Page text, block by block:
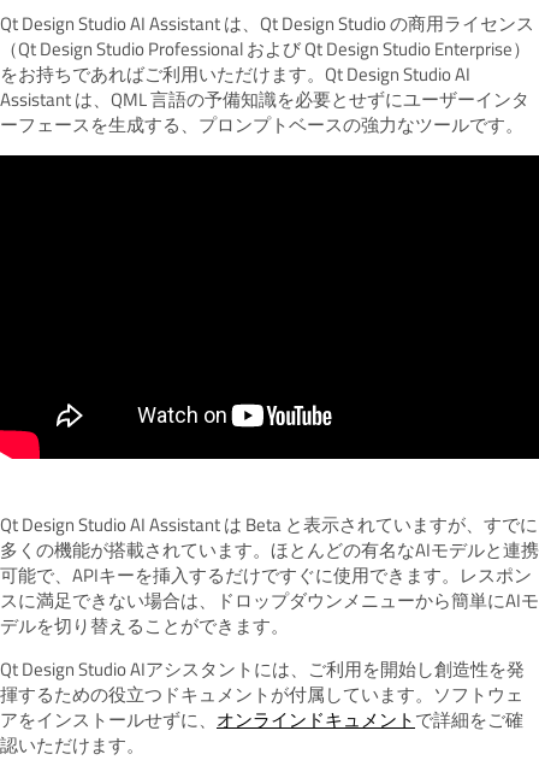
Qt Design Studio AI Assistant は、Qt Design Studio の商用ライセンス
（Qt Design Studio Professional および Qt Design Studio Enterprise）
をお持ちであればご利用いただけます。Qt Design Studio AI
Assistant は、QML 言語の予備知識を必要とせずにユーザーインタ
ーフェースを生成する、プロンプトベースの強力なツールです。
Qt Design Studio AI Assistant は Beta と表示されていますが、すでに
多くの機能が搭載されています。ほとんどの有名なAIモデルと連携
可能で、APIキーを挿入するだけですぐに使用できます。レスポン
スに満足できない場合は、ドロップダウンメニューから簡単にAIモ
デルを切り替えることができます。
Qt Design Studio AIアシスタントには、ご利用を開始し創造性を発
揮するための役立つドキュメントが付属しています。ソフトウェ
アをインストールせずに、 オンラインドキュメントで詳細をご確
認いただけます。